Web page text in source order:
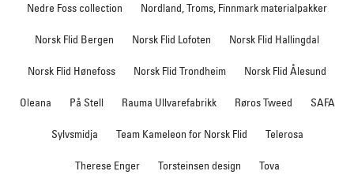
Nedre Foss collection Nordland, Troms, Finnmark materialpakker
Norsk Flid Bergen Norsk Flid Lofoten Norsk Flid Hallingdal
Norsk Flid Hønefoss Norsk Flid Trondheim Norsk Flid Ålesund
Oleana På Stell Rauma Ullvarefabrikk Røros Tweed SAFA
Sylvsmidja Team Kameleon for Norsk Flid Telerosa
Therese Enger Torsteinsen design Tova